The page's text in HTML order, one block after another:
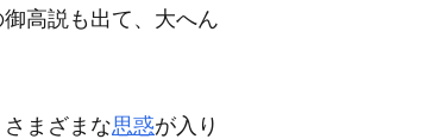
高説も出て、大へん
まざまな思惑が入り